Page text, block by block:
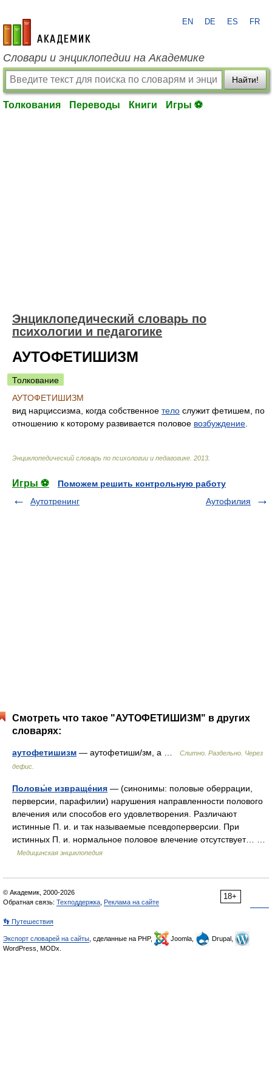
academic.ru
EN DE ES FR
Словари и энциклопедии на Академике
Найти!
Толкования Переводы Книги Игры ⚽
Энциклопедический словарь по
психологии и педагогике
АУТОФЕТИШИЗМ
Толкование
АУТОФЕТИШИЗМ
вид нарциссизма, когда собственное тело служит фетишем, по
отношению к которому развивается половое возбуждение
Энциклопедический словарь по психологии и педагогике 2013
Игры ⚽
Поможем решить контрольную работу
Аутотренинг
Аутофилия
Смотреть что такое "АУТОФЕТИШИЗМ" в других
словарях:
аутофетишизм — аутофетиши/зм, а …
Слитно. Раздельно. Через
дефис.
Половы́е извраще́ния — (синонимы: половые оберрации,
перверсии, парафилии) нарушения направленности полового
влечения или способов его удовлетворения. Различают
истинные П. и. и так называемые псевдоперверсии. При
истинных П. и. нормальное половое влечение отсутствует… …
Медицинская энциклопедия
18+
© Академик, 2000-2026
Обратная связь: Техподдержка Реклама на сайте
👣 Путешествия
Экспорт словарей на сайты , сделанные на PHP, Joomla,
Drupal,
WordPress, MODx.